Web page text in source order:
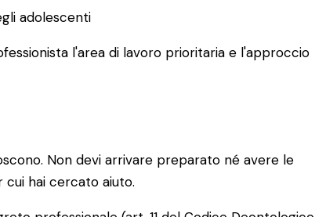
adolescenti
l'area di lavoro prioritaria e l'approccio
Non devi arrivare preparato né avere le
hai cercato aiuto.